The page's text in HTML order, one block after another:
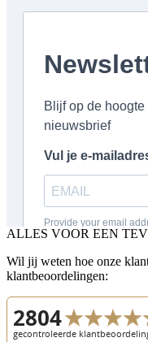
ALLES VOOR EEN
Wil jij weten hoe onze
klantbeoordelingen: